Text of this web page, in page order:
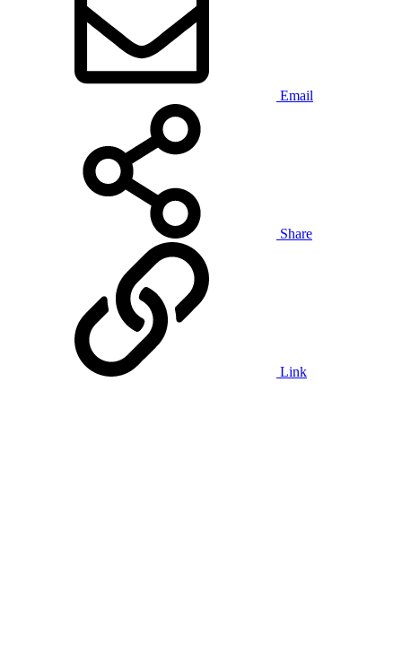
Email
Share
Link